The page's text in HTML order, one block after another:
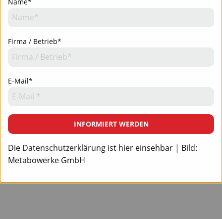
Firma / Betrieb*
E-Mail*
INFORMIERT WERDEN
Die Datenschutzerklärung ist hier einsehbar | Bild:
Metabowerke GmbH